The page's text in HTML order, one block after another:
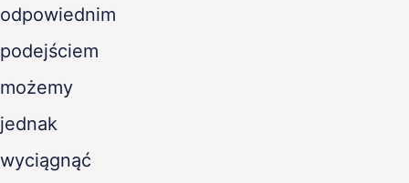
odpowiednim
podejściem
możemy
jednak
wyciągnąć